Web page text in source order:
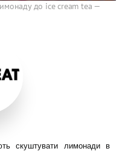
до ice cream tea —
скуштувати лимонади в